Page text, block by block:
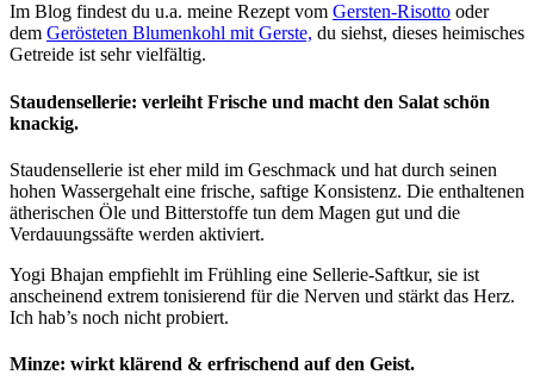
Im Blog findest du u.a. meine Rezept vom Gersten-Risotto oder
dem Gerösteten Blumenkohl mit Gerste, du siehst, dieses heimisches
Getreide ist sehr vielfältig.
Staudensellerie: verleiht Frische und macht den Salat schön
knackig.
Staudensellerie ist eher mild im Geschmack und hat durch seinen
hohen Wassergehalt eine frische, saftige Konsistenz. Die enthaltenen
ätherischen Öle und Bitterstoffe tun dem Magen gut und die
Verdauungssäfte werden aktiviert.
Yogi Bhajan empfiehlt im Frühling eine Sellerie-Saftkur, sie ist
anscheinend extrem tonisierend für die Nerven und stärkt das Herz.
Ich hab’s noch nicht probiert.
Minze: wirkt klärend & erfrischend auf den Geist.